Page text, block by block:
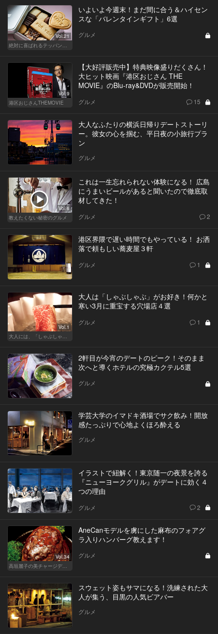
Vol.21
絶対に喜ばれるテッパン手土産
いよいよ今週末！まだ間に合う＆ハイセン
スな「バレンタインギフト」6選
グルメ
Vol.9
港区おじさんTHEMOVIE
【大好評販売中】特典映像盛りだくさん！
大ヒット映画『港区おじさん THE
MOVIE』のBlu-ray&DVDが販売開始！
グルメ 15
大人なふたりの横浜日帰りデートストーリ
ー。彼女の心を掴む、平日夜の小旅行プラ
ン
グルメ
Vol.6
教えたくない秘密のグルメ
これは一生忘れられない体験になる！ 広島
にうまいビールがあると聞いたので徹底取
材してきた！
グルメ 2
港区界隈で遅い時間でもやっている！ お洒
落で頼もしい蕎麦屋３軒
グルメ 1
Vol.1
大人には、「しゃぶしゃぶ」が最近ちょうどいい
大人は「しゃぶしゃぶ」がお好き！何かと
寒い3月に重宝する穴場店４選
グルメ 1
2軒目が今宵のデートのピーク！そのまま
次へと導くホテルの究極カクテル5選
グルメ
学芸大学のイマドキ酒場でサク飲み！開放
感たっぷりで心地よくほろ酔える
グルメ
イラストで紐解く！東京随一の夜景を誇る
『ニューヨークグリル』がデートに効く４
つの理由
グルメ 2
Vol.34
高垣麗子の美チャージディナー
AneCanモデルを虜にした麻布のフォアグ
ラ入りハンバーグ教えます！
グルメ
スウェット姿もサマになる！洗練された大
人が集う、目黒の人気ビアバー
グルメ